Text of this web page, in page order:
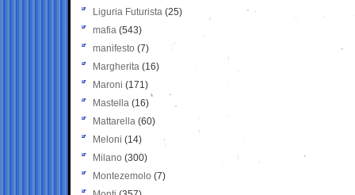
Liguria Futurista (25)
mafia (543)
manifesto (7)
Margherita (16)
Maroni (171)
Mastella (16)
Mattarella (60)
Meloni (14)
Milano (300)
Montezemolo (7)